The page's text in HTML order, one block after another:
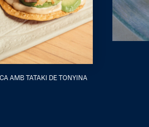
AMB TATAKI DE TONYINA